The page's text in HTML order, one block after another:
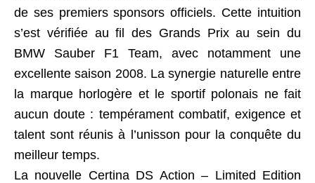
de ses premiers sponsors officiels. Cette intuition
s’est vérifiée au fil des Grands Prix au sein du
BMW Sauber F1 Team, avec notamment une
excellente saison 2008. La synergie naturelle entre
la marque horlogère et le sportif polonais ne fait
aucun doute : tempérament combatif, exigence et
talent sont réunis à l’unisson pour la conquête du
meilleur temps.
La nouvelle Certina DS Action – Limited Edition